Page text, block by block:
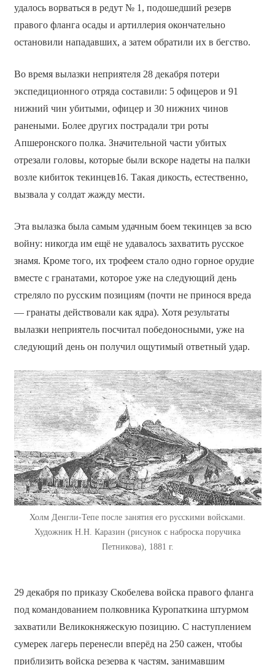
удалось ворваться в редут № 1, подошедший резерв
правого фланга осады и артиллерия окончательно
остановили нападавших, а затем обратили их в бегство.
Во время вылазки неприятеля 28 декабря потери
экспедиционного отряда составили: 5 офицеров и 91
нижний чин убитыми, офицер и 30 нижних чинов
ранеными. Более других пострадали три роты
Апшеронского полка. Значительной части убитых
отрезали головы, которые были вскоре надеты на палки
возле кибиток текинцев16. Такая дикость, естественно,
вызвала у солдат жажду мести.
Эта вылазка была самым удачным боем текинцев за всю
войну: никогда им ещё не удавалось захватить русское
знамя. Кроме того, их трофеем стало одно горное орудие
вместе с гранатами, которое уже на следующий день
стреляло по русским позициям (почти не принося вреда
— гранаты действовали как ядра). Хотя результаты
вылазки неприятель посчитал победоносными, уже на
следующий день он получил ощутимый ответный удар.
Холм Денгли-Тепе после занятия его русскими войсками.
Художник Н.Н. Каразин (рисунок с наброска поручика
Петникова), 1881 г.
29 декабря по приказу Скобелева войска правого фланга
под командованием полковника Куропаткина штурмом
захватили Великокняжескую позицию. С наступлением
сумерек лагерь перенесли вперёд на 250 сажен, чтобы
приблизить войска резерва к частям, занимавшим